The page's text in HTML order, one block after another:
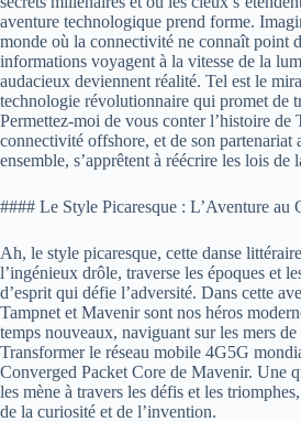
aventure technologique prend forme.
monde où la connectivité ne connaît point
informations voyagent à la vitesse de la
audacieux deviennent réalité. Tel est le
technologie révolutionnaire qui promet de
Permettez-moi de vous conter l’histoire de
connectivité offshore, et de son partenariat
ensemble, s’apprêtent à réécrire les lois de
#### Le Style Picaresque : L’Aventure au
Ah, le style picaresque, cette danse
l’ingénieux drôle, traverse les époques et
d’esprit qui défie l’adversité. Dans cette
Tampnet et Mavenir sont nos héros
temps nouveaux, naviguant sur les mers
Transformer le réseau mobile 4G5G
Converged Packet Core de Mavenir. Une
les mène à travers les défis et les
de la curiosité et de l’invention.